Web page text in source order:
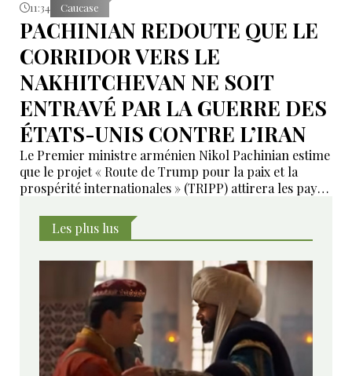
11:34 Caucase
PACHINIAN REDOUTE QUE LE
CORRIDOR VERS LE
NAKHITCHEVAN NE SOIT
ENTRAVÉ PAR LA GUERRE DES
ÉTATS-UNIS CONTRE L’IRAN
Le Premier ministre arménien Nikol Pachinian estime
que le projet « Route de Trump pour la paix et la
prospérité internationales » (TRIPP) attirera les pays
l’instabilité régionale pourrait entraver sa mise en
œuvre.
Les plus lus